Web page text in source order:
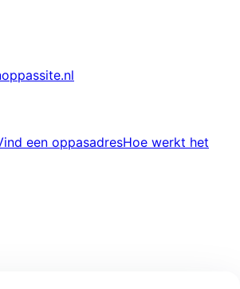
site.nl
een oppasadresHoe werkt het